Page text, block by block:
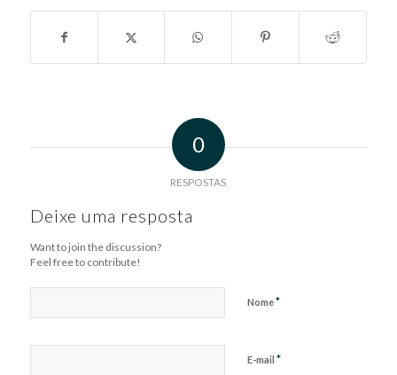
0
RESPOSTAS
Deixe uma resposta
Want to join the discussion?
Feel free to contribute!
Nome*
E-mail *